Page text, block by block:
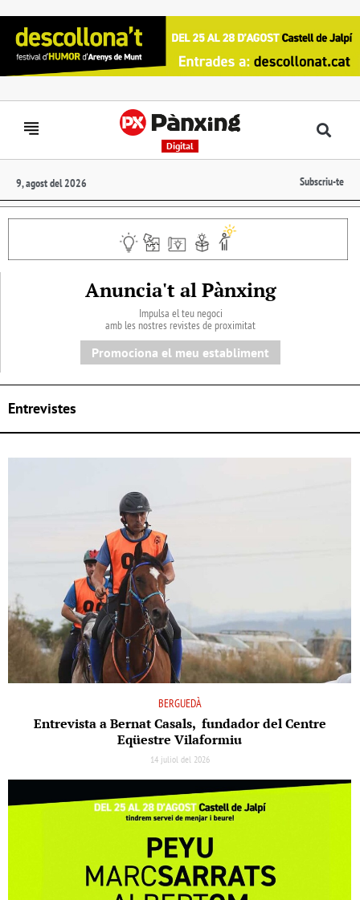
Digital
9, agost del 2026 Subscriu-te
Anuncia't al Pànxing
Impulsa el teu negoci
amb les nostres revistes de proximitat
Promociona el meu establiment
Entrevistes
BERGUEDÀ
Entrevista a Bernat Casals, fundador del Centre
Eqüestre Vilaformiu
14 juliol del 2026